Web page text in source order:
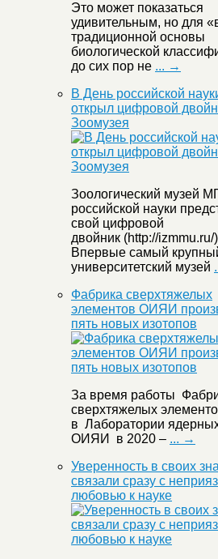
Это может показаться
удивительным, но для
традиционной основы
биологической
до сих пор не ... →
В День российской
открыл цифровой
Зоомузея
Зоологический музей
российской науки
свой цифровой
двойник (http://izmmu.ru/
Впервые самый
университетский музей
Фабрика сверхтяжелых
элементов ОИЯИ
пять новых изотопов
За время работы
сверхтяжелых
в Лаборатории
ОИЯИ в 2020 – ... →
Уверенность в своих
связали сразу с
любовью к науке